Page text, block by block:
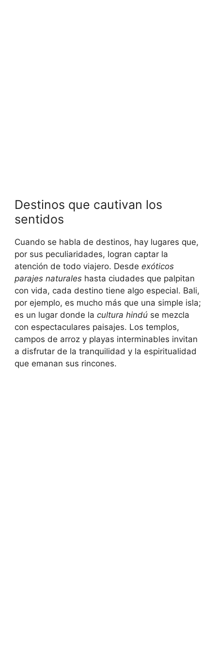
Destinos que cautivan los
sentidos
Cuando se habla de destinos, hay lugares que,
por sus peculiaridades, logran captar la
atención de todo viajero. Desde exóticos
parajes naturales hasta ciudades que palpitan
con vida, cada destino tiene algo especial. Bali,
por ejemplo, es mucho más que una simple isla;
es un lugar donde la cultura hindú se mezcla
con espectaculares paisajes. Los templos,
campos de arroz y playas interminables invitan
a disfrutar de la tranquilidad y la espiritualidad
que emanan sus rincones.